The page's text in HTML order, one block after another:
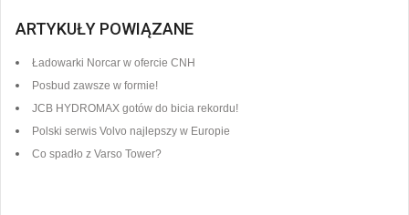
ARTYKUŁY POWIĄZANE
Ładowarki Norcar w ofercie CNH
Posbud zawsze w formie!
JCB HYDROMAX gotów do bicia rekordu!
Polski serwis Volvo najlepszy w Europie
Co spadło z Varso Tower?